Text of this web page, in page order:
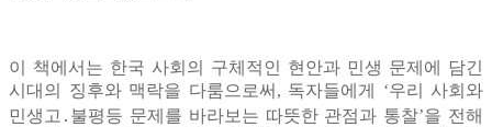
이 책에서는 한국 사회의 구체적인 현안과 민생 문제에 담긴
시대의 징후와 맥락을 다룸으로써, 독자들에게 ‘우리 사회와
민생고․불평등 문제를 바라보는 따뜻한 관점과 통찰’을 전해